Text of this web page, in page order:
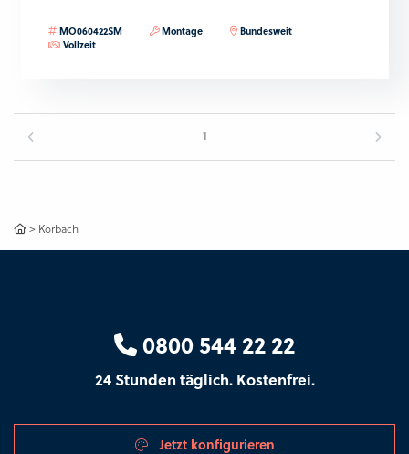
MO060422SM Montage
Bundesweit
Vollzeit
1
> Korbach
0800 544 22 22
24 Stunden täglich. Kostenfrei.
Jetzt konfigurieren